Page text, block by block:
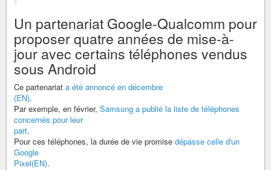
Un partenariat Google-Qualcomm pour
proposer quatre années de mise-à-
jour avec certains téléphones vendus
sous Android
Ce partenariat a été annoncé en décembre
(EN).
Par exemple, en février, Samsung a publié la liste de téléphones
concernés pour leur
part.
Pour ces téléphones, la durée de vie promise dépasse celle d'un
Google
Pixel(EN).